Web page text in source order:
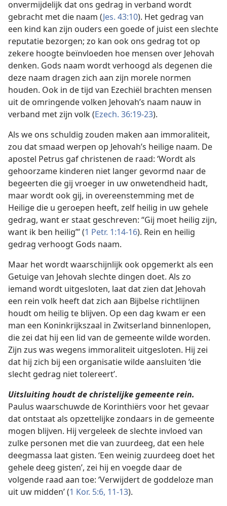
onvermijdelijk dat ons gedrag in verband wordt
gebracht met die naam (Jes. 43:10). Het gedrag van
een kind kan zijn ouders een goede of juist een slechte
reputatie bezorgen; zo kan ook ons gedrag tot op
zekere hoogte beïnvloeden hoe mensen over Jehovah
denken. Gods naam wordt verhoogd als degenen die
deze naam dragen zich aan zijn morele normen
houden. Ook in de tijd van Ezechiël brachten mensen
uit de omringende volken Jehovah’s naam nauw in
verband met zijn volk (Ezech. 36:19-23).
Als we ons schuldig zouden maken aan immoraliteit,
zou dat smaad werpen op Jehovah’s heilige naam. De
apostel Petrus gaf christenen de raad: ‘Wordt als
gehoorzame kinderen niet langer gevormd naar de
begeerten die gij vroeger in uw onwetendheid hadt,
maar wordt ook gij, in overeenstemming met de
Heilige die u geroepen heeft, zelf heilig in uw gehele
gedrag, want er staat geschreven: “Gij moet heilig zijn,
want ik ben heilig”’ (1 Petr. 1:14-16). Rein en heilig
gedrag verhoogt Gods naam.
Maar het wordt waarschijnlijk ook opgemerkt als een
Getuige van Jehovah slechte dingen doet. Als zo
iemand wordt uitgesloten, laat dat zien dat Jehovah
een rein volk heeft dat zich aan Bijbelse richtlijnen
houdt om heilig te blijven. Op een dag kwam er een
man een Koninkrijkszaal in Zwitserland binnenlopen,
die zei dat hij een lid van de gemeente wilde worden.
Zijn zus was wegens immoraliteit uitgesloten. Hij zei
dat hij zich bij een organisatie wilde aansluiten ‘die
slecht gedrag niet tolereert’.
Uitsluiting houdt de christelijke gemeente rein.
Paulus waarschuwde de Korinthiërs voor het gevaar
dat ontstaat als opzettelijke zondaars in de gemeente
mogen blijven. Hij vergeleek de slechte invloed van
zulke personen met die van zuurdeeg, dat een hele
deegmassa laat gisten. ‘Een weinig zuurdeeg doet het
gehele deeg gisten’, zei hij en voegde daar de
volgende raad aan toe: ‘Verwijdert de goddeloze man
uit uw midden’ (1 Kor. 5:6, 11-13).